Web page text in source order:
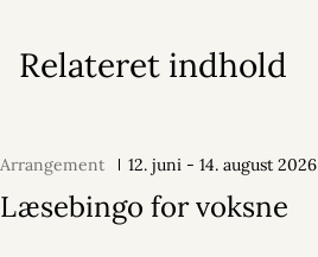
Relateret indhold
Arrangement 12. juni - 14. august 2026
Læsebingo for voksne